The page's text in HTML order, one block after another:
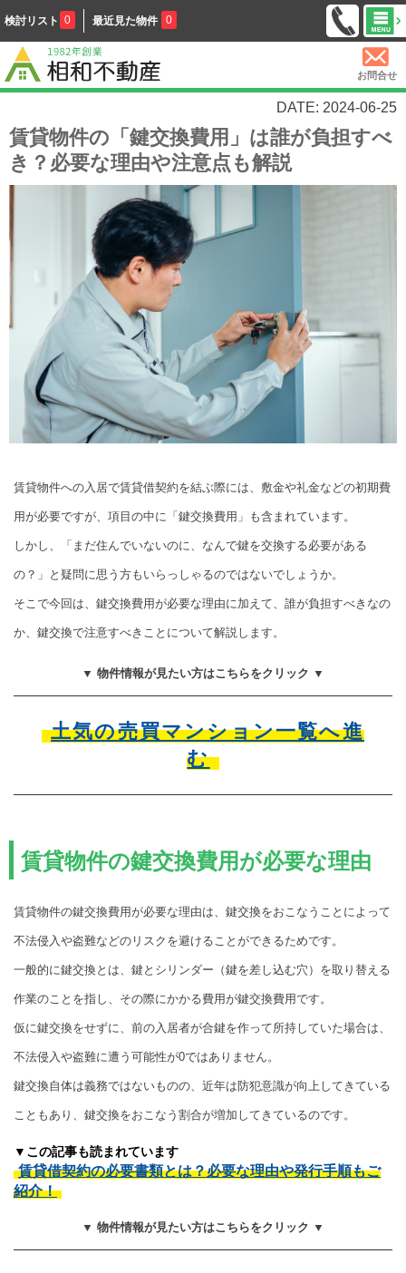
検討リスト 0 最近見た物件 0
お問合せ
DATE: 2024-06-25
賃貸物件の「鍵交換費用」は誰が負担すべ
き？必要な理由や注意点も解説
賃貸物件への入居で賃貸借契約を結ぶ際には、敷金や礼金などの初期費
用が必要ですが、項目の中に「鍵交換費用」も含まれています。
しかし、「まだ住んでいないのに、なんで鍵を交換する必要がある
の？」と疑問に思う方もいらっしゃるのではないでしょうか。
そこで今回は、鍵交換費用が必要な理由に加えて、誰が負担すべきなの
か、鍵交換で注意すべきことについて解説します。
▼ 物件情報が見たい方はこちらをクリック ▼
土気の売買マンション一覧へ進
む
賃貸物件の鍵交換費用が必要な理由
賃貸物件の鍵交換費用が必要な理由は、鍵交換をおこなうことによって
不法侵入や盗難などのリスクを避けることができるためです。
一般的に鍵交換とは、鍵とシリンダー（鍵を差し込む穴）を取り替える
作業のことを指し、その際にかかる費用が鍵交換費用です。
仮に鍵交換をせずに、前の入居者が合鍵を作って所持していた場合は、
不法侵入や盗難に遭う可能性が0ではありません。
鍵交換自体は義務ではないものの、近年は防犯意識が向上してきている
こともあり、鍵交換をおこなう割合が増加してきているのです。
▼この記事も読まれています
賃貸借契約の必要書類とは？必要な理由や発行手順もご
紹介！
▼ 物件情報が見たい方はこちらをクリック ▼